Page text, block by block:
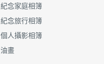
紀念家庭相簿
紀念旅行相簿
個人攝影相簿
油畫